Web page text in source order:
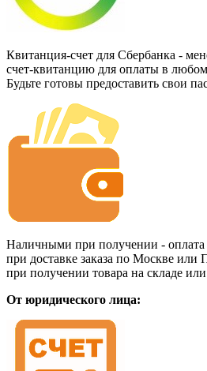
Квитанция-счет для Сбербанка -
счет-квитанцию для оплаты в
Будьте готовы предоставить свои
Наличными при получении -
при доставке заказа по Москве или
при получении товара на складе
От юридического лица: